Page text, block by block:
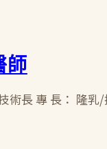
師
術長 專 長： 隆